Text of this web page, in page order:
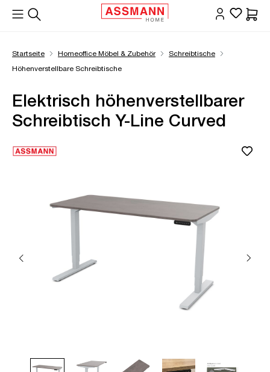
springen
Startseite Homeoffice Möbel & Zubehör
Schreibtische
Höhenverstellbare Schreibtische
Elektrisch höhenverstellbarer
Schreibtisch Y-Line Curved